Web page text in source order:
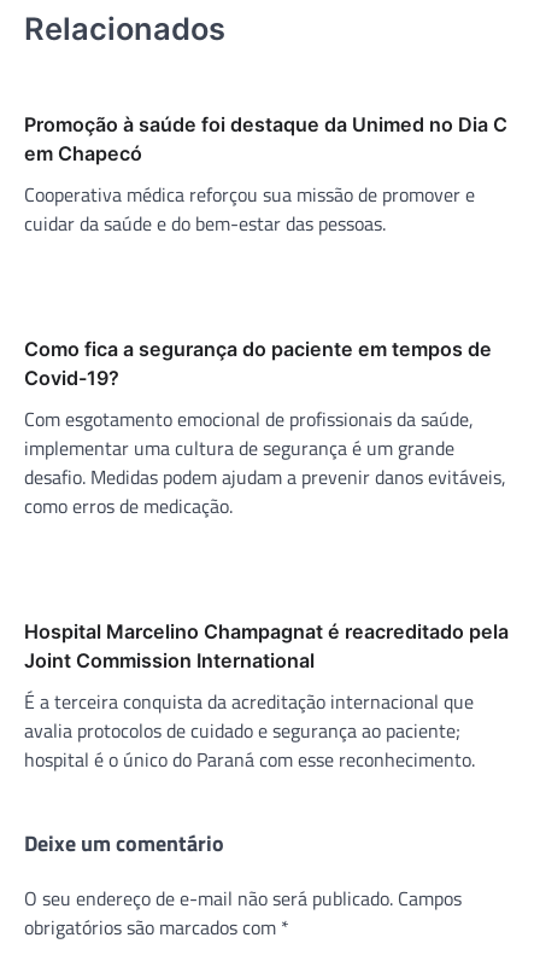
Relacionados
Promoção à saúde foi destaque da Unimed no Dia C
em Chapecó
Cooperativa médica reforçou sua missão de promover e
cuidar da saúde e do bem-estar das pessoas.
Como fica a segurança do paciente em tempos de
Covid-19?
Com esgotamento emocional de profissionais da saúde,
implementar uma cultura de segurança é um grande
desafio. Medidas podem ajudam a prevenir danos evitáveis,
como erros de medicação.
Hospital Marcelino Champagnat é reacreditado pela
Joint Commission International
É a terceira conquista da acreditação internacional que
avalia protocolos de cuidado e segurança ao paciente;
hospital é o único do Paraná com esse reconhecimento.
Deixe um comentário
O seu endereço de e-mail não será publicado. Campos
obrigatórios são marcados com *